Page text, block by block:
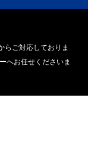
らご対応しておりま
へお任せくださいま